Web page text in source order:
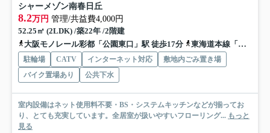
シャーメゾン南春日丘
8.2万円 管理/共益費4,000円
52.25㎡ (2LDK) /築22年 /2階建
大阪モノレール彩都「公園東口」駅 徒歩17分
東海道本線「茨木」駅 徒歩19分
駐輪場 CATV インターネット対応
敷地内ごみ置き場
バイク置場あり
公共下水
室内設備はネット使用料不要・BS・システムキッチンなどが揃ってお
り、とても充実しています。全居室が扱いやすいフローリング... もっと
見る